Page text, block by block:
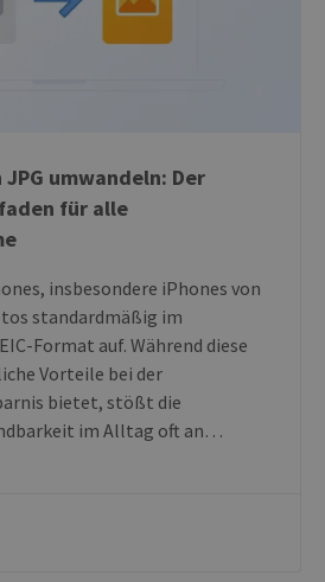
JPG umwandeln: Der
für alle
insbesondere iPhones von
standardmäßig im
Format auf. Während diese
Vorteile bei der
bietet, stößt die
im Alltag oft an…